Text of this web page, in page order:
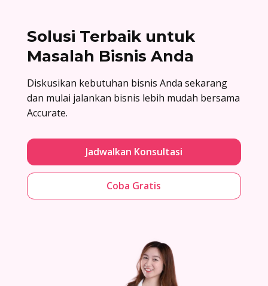
Solusi Terbaik untuk
Masalah Bisnis Anda
Diskusikan kebutuhan bisnis Anda sekarang
dan mulai jalankan bisnis lebih mudah bersama
Accurate.
Jadwalkan Konsultasi
Coba Gratis